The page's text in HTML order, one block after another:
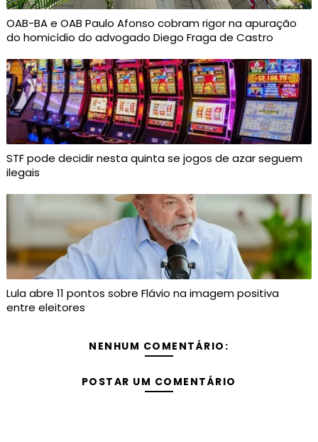
OAB-BA e OAB Paulo Afonso cobram rigor na apuração
do homicídio do advogado Diego Fraga de Castro
STF pode decidir nesta quinta se jogos de azar seguem
ilegais
Lula abre 11 pontos sobre Flávio na imagem positiva
entre eleitores
NENHUM COMENTÁRIO:
POSTAR UM COMENTÁRIO